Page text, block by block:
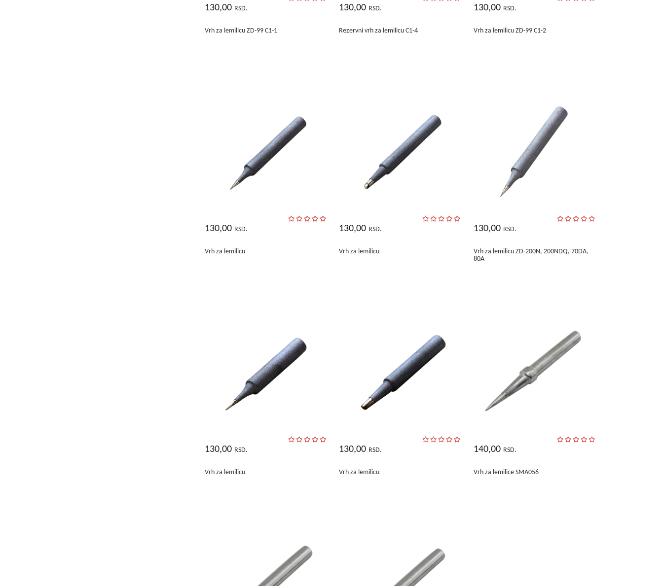
130,00 RSD.
Vrh za lemilicu ZD-99 C1-1
130,00 RSD.
Rezervni vrh za lemilicu C1-4
130,00 RSD.
Vrh za lemilicu ZD-99 C1-2
130,00 RSD.
Vrh za lemilicu
130,00 RSD.
Vrh za lemilicu
130,00 RSD.
Vrh za lemilicu ZD-200N, 200NDQ, 70DA,
80A
130,00 RSD.
Vrh za lemilicu
130,00 RSD.
Vrh za lemilicu
140,00 RSD.
Vrh za lemilice SMA056